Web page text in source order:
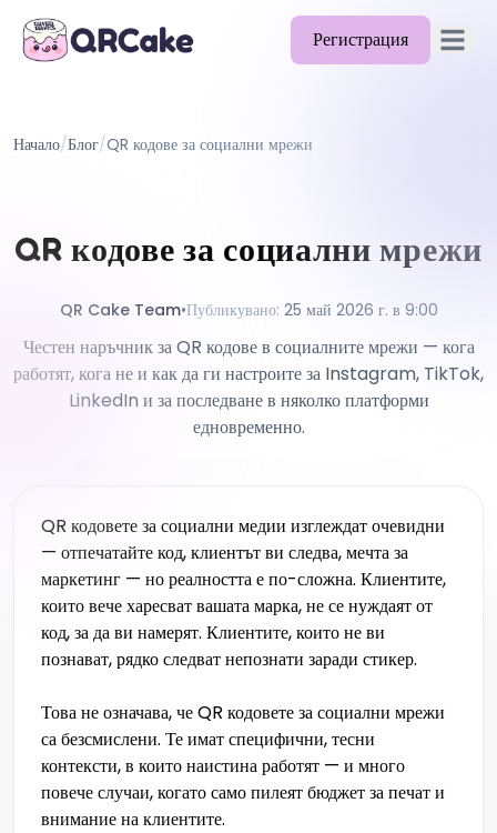
Регистрация
Цени
Документи
Помощ
API
Начало/Блог/QR кодове за социални мрежи
QR кодове за социални мрежи
QR Cake Team•Публикувано: 25 май 2026 г. в 9:00
Честен наръчник за QR кодове в социалните мрежи — кога
работят, кога не и как да ги настроите за Instagram, TikTok,
LinkedIn и за последване в няколко платформи
едновременно.
QR кодовете за социални медии изглеждат очевидни
— отпечатайте код, клиентът ви следва, мечта за
маркетинг — но реалността е по-сложна. Клиентите,
които вече харесват вашата марка, не се нуждаят от
код, за да ви намерят. Клиентите, които не ви
познават, рядко следват непознати заради стикер.
Това не означава, че QR кодовете за социални мрежи
са безсмислени. Те имат специфични, тесни
контексти, в които наистина работят — и много
повече случаи, когато само пилеят бюджет за печат и
внимание на клиентите.